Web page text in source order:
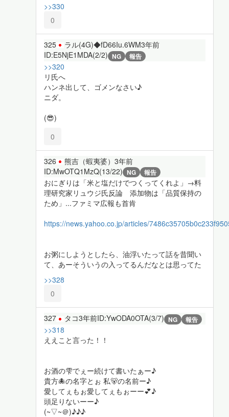
>>330
0
325 ラル(4G)◆fD66Iu.6WM3年前
ID:E5NjE1MDA(2/2) NG 報告
>>320
リ氏へ
ハンネ出して、ゴメンなさい♪
ニダ。
(😎)
0
326 熊吉（蝦夷婆） 3年前
ID:MwOTQ1MzQ(13/22) NG 報告
おにぎりは「米と塩だけでつくってくれよ」→料
理研究家リュウジ氏反論 添加物は「品質保持の
ため」...ファミマ広報も首肯
https://news.yahoo.co.jp/articles/
お粥にしようとしたら、油浮いたって話を昔聞い
て、あーそういうの入ってるんだなとは思ってた
>>328
0
327 タコ3年前ID:YwODA0OTA(3/7) NG 報告
>>318
ええこと言った！！
お酒の雫でぇー続けて書いたぁー♪
貴方🐙の名字とぉ 私🐻の名前ー♪
愛してぇもぉ愛してぇもぉーー💕♪
頭足りないーー♪
(~▽~＠)♪♪♪